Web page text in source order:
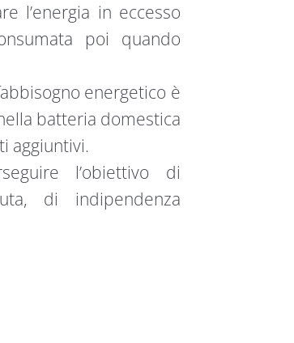
l’energia in eccesso
poi quando
energetico è
batteria domestica
aggiuntivi.
l’obiettivo di
di indipendenza